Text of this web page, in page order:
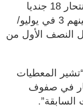
كشف إعلام عبري، الجمعة، عن انتحار 18 جنديا
إسرائيليا منذ مطلع العام 2025، بينهم 3 في يوليو/
بـ9 جنود خلال النصف الأول من
المعطيات
في صفوف
السابقة”.